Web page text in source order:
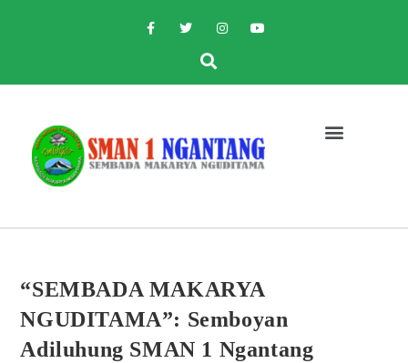
“SEMBADA MAKARYA
NGUDITAMA”: Semboyan
Adiluhung SMAN 1 Ngantang